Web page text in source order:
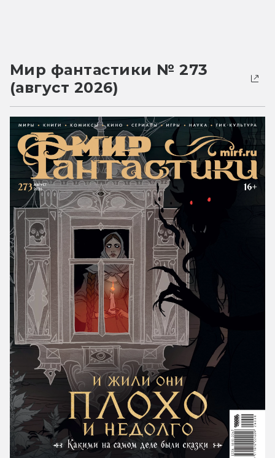
Мир фантастики № 273
(август 2026)